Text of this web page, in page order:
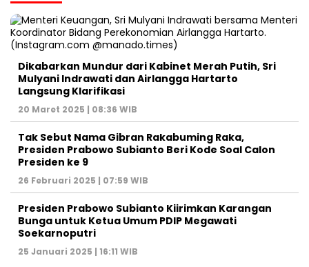
Dikabarkan Mundur dari Kabinet Merah Putih, Sri
Mulyani Indrawati dan Airlangga Hartarto
Langsung Klarifikasi
20 Maret 2025 | 08:36 WIB
Tak Sebut Nama Gibran Rakabuming Raka,
Presiden Prabowo Subianto Beri Kode Soal Calon
Presiden ke 9
26 Februari 2025 | 07:59 WIB
Presiden Prabowo Subianto Kiirimkan Karangan
Bunga untuk Ketua Umum PDIP Megawati
Soekarnoputri
25 Januari 2025 | 16:11 WIB